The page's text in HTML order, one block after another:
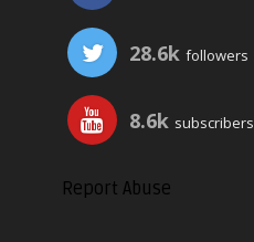
28.6k followers
8.6k subscribers
Report Abuse